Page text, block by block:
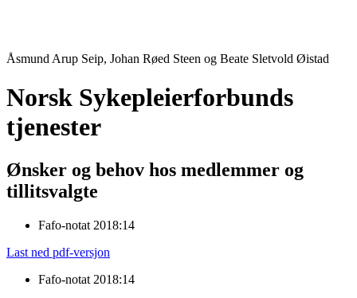
Åsmund Arup Seip, Johan Røed Steen og Beate Sletvold Øistad
Norsk Sykepleierforbunds
tjenester
Ønsker og behov hos medlemmer og
tillitsvalgte
Fafo-notat 2018:14
Last ned pdf-versjon
Fafo-notat 2018:14